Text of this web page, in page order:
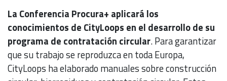
La Conferencia Procura+ aplicará los
conocimientos de CityLoops en el desarrollo de su
programa de contratación circular. Para garantizar
que su trabajo se reproduzca en toda Europa,
CityLoops ha elaborado manuales sobre construcción